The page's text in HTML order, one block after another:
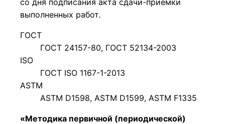
выполненных работ.
ГОСТ
ГОСТ 24157-80, ГОСТ 52134-2003
ISO
ГОСТ ISO 1167-1-2013
ASTM
ASTM D1598, ASTM D1599, ASTM F1335
«Методика первичной (периодической)